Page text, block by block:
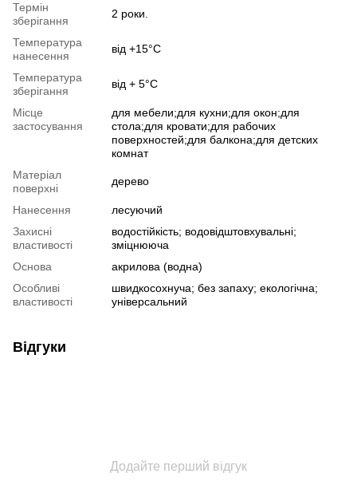
Термін
зберігання
2 роки.
Температура
нанесення
від +15°С
Температура
зберігання
від + 5°С
Місце
застосування
для мебели;для кухни;для окон;для
стола;для кровати;для рабочих
поверхностей;для балкона;для детских
комнат
Матеріал
поверхні
дерево
Нанесення
лесуючий
Захисні
властивості
водостійкість; водовідштовхувальні;
зміцнююча
Основа
акрилова (водна)
Особливі
властивості
швидкосохнуча; без запаху; екологічна;
універсальний
Відгуки
Додайте перший відгук